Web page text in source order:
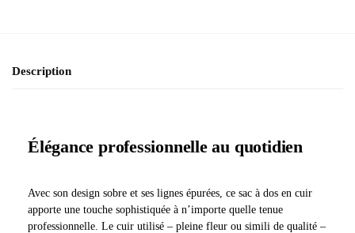
Description
Élégance professionnelle au quotidien
Avec son design sobre et ses lignes épurées, ce sac à dos en cuir
apporte une touche sophistiquée à n’importe quelle tenue
professionnelle. Le cuir utilisé – pleine fleur ou simili de qualité –